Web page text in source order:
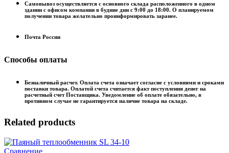
Самовывоз осуществляется с основного склада расположенного в одном
здании с офисом компании в будние дни с 9:00 до 18:00. О планируемом
получении товара желательно проинформировать заранее.
Почта России
Способы оплаты
Безналичный расчет. Оплата счета означает согласие с условиями и сроками
поставки товара. Оплатой счета считается факт поступления денег на
расчетный счет Поставщика. Уведомление об оплате обязательно, в
противном случае не гарантируется наличие товара на складе.
Related products
Сравнение